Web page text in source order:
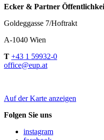
Ecker & Partner
Goldeggasse 7/Hoftrakt
A-1040 Wien
T +43 1 59932-0
office@eup.at
Auf der Karte anzeigen
Folgen Sie uns
instagram